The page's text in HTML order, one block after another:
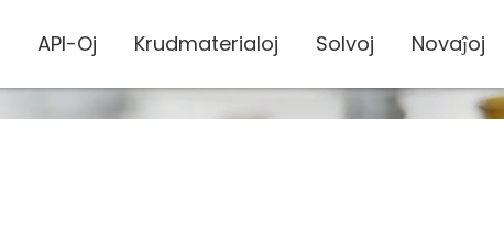
API-Oj Krudmaterialoj Solvoj Novaĵoj